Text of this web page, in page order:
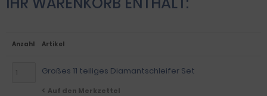
Anzahl Artikel
Großes 11 teiliges Diamantschleifer Set
Auf den Merkzettel